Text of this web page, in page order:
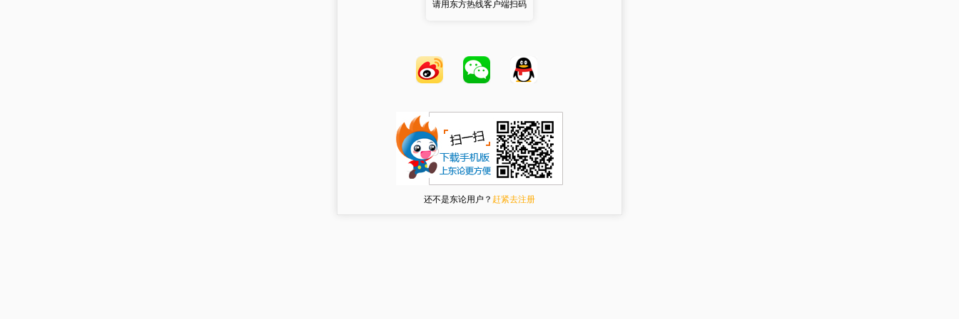
请用东方热线客户端扫码
还不是东论用户？ 赶紧去注册